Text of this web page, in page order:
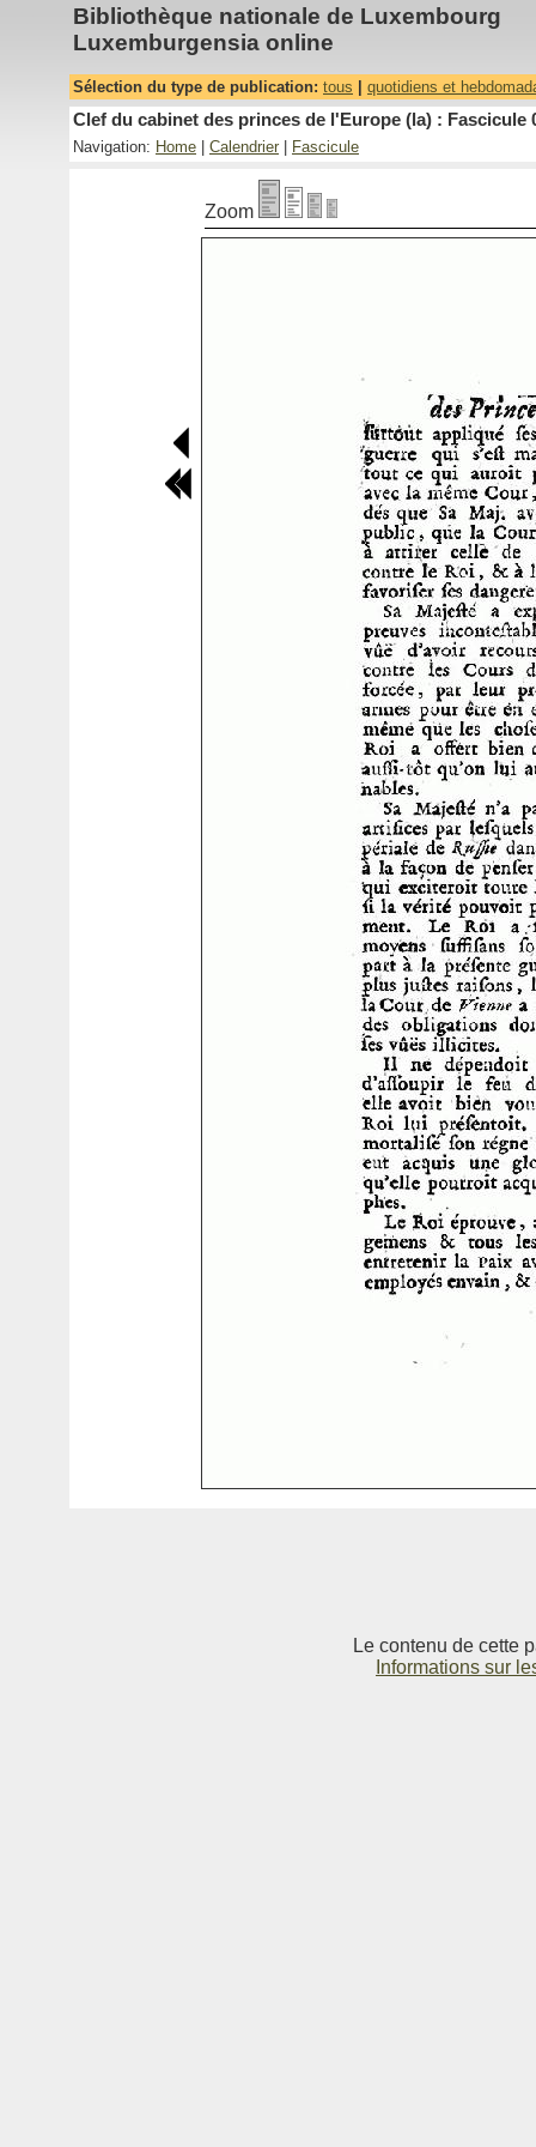
Bibliothèque nationale de Luxembourg
Luxemburgensia online
Sélection du type de publication: tous quotidiens et
Clef du cabinet des princes de l'Europe (la) : Fascicule
Navigation: Home Calendrier Fascicule
Zoom
Le contenu de cette
Informations sur